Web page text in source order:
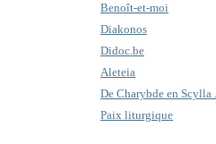
Benoît-et-moi
Diakonos
Didoc.be
Aleteia
De Charybde en Scylla ...
Paix liturgique